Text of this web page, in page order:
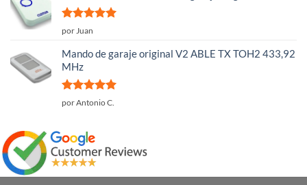
Valorado
por Juan
Mando de garaje original V2 ABLE TX TOH2 433,92
MHz
Valorado
por Antonio C.